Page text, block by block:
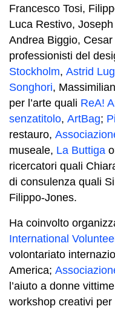
Francesco Tosi,
Luca Restivo,
Andrea Biggio,
professionisti del
Stockholm, Astrid
Songhori,
per l’arte quali ReA!
senzatitolo, ArtBag;
restauro,
museale, La Buttiga
ricercatori quali
di consulenza quali
Filippo-Jones.
Ha coinvolto
International
volontariato
America;
l’aiuto a donne
workshop creativi